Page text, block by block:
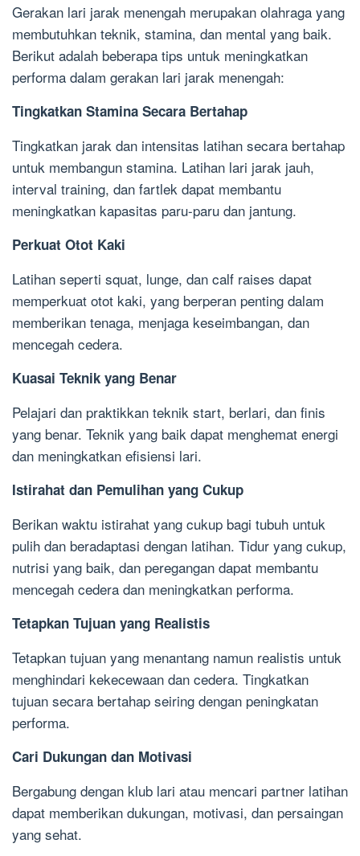
Gerakan lari jarak menengah merupakan olahraga yang
membutuhkan teknik, stamina, dan mental yang baik.
Berikut adalah beberapa tips untuk meningkatkan
performa dalam gerakan lari jarak menengah:
Tingkatkan Stamina Secara Bertahap
Tingkatkan jarak dan intensitas latihan secara bertahap
untuk membangun stamina. Latihan lari jarak jauh,
interval training, dan fartlek dapat membantu
meningkatkan kapasitas paru-paru dan jantung.
Perkuat Otot Kaki
Latihan seperti squat, lunge, dan calf raises dapat
memperkuat otot kaki, yang berperan penting dalam
memberikan tenaga, menjaga keseimbangan, dan
mencegah cedera.
Kuasai Teknik yang Benar
Pelajari dan praktikkan teknik start, berlari, dan finis
yang benar. Teknik yang baik dapat menghemat energi
dan meningkatkan efisiensi lari.
Istirahat dan Pemulihan yang Cukup
Berikan waktu istirahat yang cukup bagi tubuh untuk
pulih dan beradaptasi dengan latihan. Tidur yang cukup,
nutrisi yang baik, dan peregangan dapat membantu
mencegah cedera dan meningkatkan performa.
Tetapkan Tujuan yang Realistis
Tetapkan tujuan yang menantang namun realistis untuk
menghindari kekecewaan dan cedera. Tingkatkan
tujuan secara bertahap seiring dengan peningkatan
performa.
Cari Dukungan dan Motivasi
Bergabung dengan klub lari atau mencari partner latihan
dapat memberikan dukungan, motivasi, dan persaingan
yang sehat.